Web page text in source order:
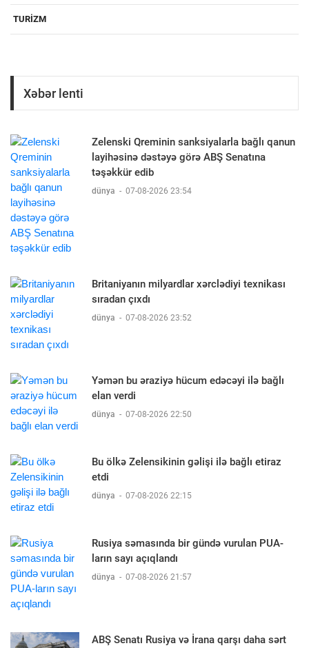
TURIZM
Xəbər lenti
Zelenski Qreminin sanksiyalarla bağlı qanun
layihəsinə dəstəyə görə ABŞ Senatına
təşəkkür edib
dünya - 07-08-2026 23:54
Britaniyanın milyardlar xərclədiyi texnikası
sıradan çıxdı
dünya - 07-08-2026 23:52
Yəmən bu əraziyə hücum edəcəyi ilə bağlı
elan verdi
dünya - 07-08-2026 22:50
Bu ölkə Zelensikinin gəlişi ilə bağlı etiraz
etdi
dünya - 07-08-2026 22:15
Rusiya səmasında bir gündə vurulan PUA-
ların sayı açıqlandı
dünya - 07-08-2026 21:57
ABŞ Senatı Rusiya və İrana qarşı daha sərt